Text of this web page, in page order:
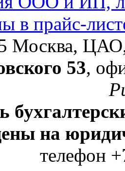
в прайс-
Москва,
53,
на
телефон